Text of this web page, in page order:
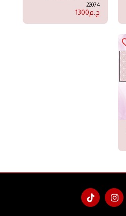
22074
ج.م1300